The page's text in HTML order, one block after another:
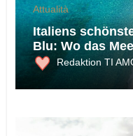
Attualità
Italiens
Blu: Wo das
ist
Redaktion TI